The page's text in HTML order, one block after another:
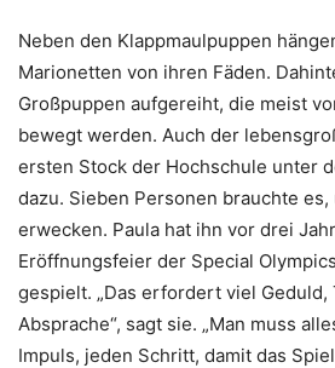
Neben den Klappmaulpuppen
Marionetten von ihren Fäden.
Großpuppen aufgereiht, die meist
bewegt werden. Auch der
ersten Stock der Hochschule unter
dazu. Sieben Personen brauchte
erwecken. Paula hat ihn vor drei
Eröffnungsfeier der Special
gespielt. „Das erfordert viel Geduld,
Absprache“, sagt sie. „Man muss
Impuls, jeden Schritt, damit das